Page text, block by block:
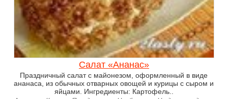
Салат «Ананас»
Праздничный салат с майонезом, оформленный в виде
ананаса, из обычных отварных овощей и курицы с сыром и
яйцами. Ингредиенты: Картофель..